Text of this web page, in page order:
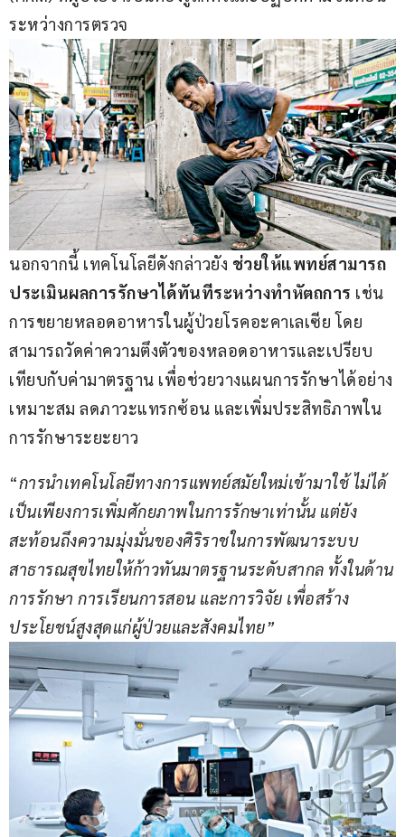
ระหว่างการตรวจ
นอกจากนี้ เทคโนโลยีดังกล่าวยัง ช่วยให้แพทย์สามารถ
ประเมินผลการรักษาได้ทันทีระหว่างทำหัตถการ เช่น
การขยายหลอดอาหารในผู้ป่วยโรคอะคาเลเซีย โดย
สามารถวัดค่าความตึงตัวของหลอดอาหารและเปรียบ
เทียบกับค่ามาตรฐาน เพื่อช่วยวางแผนการรักษาได้อย่าง
เหมาะสม ลดภาวะแทรกซ้อน และเพิ่มประสิทธิภาพใน
การรักษาระยะยาว
“การนำเทคโนโลยีทางการแพทย์สมัยใหม่เข้ามาใช้ ไม่ได้
เป็นเพียงการเพิ่มศักยภาพในการรักษาเท่านั้น แต่ยัง
สะท้อนถึงความมุ่งมั่นของศิริราชในการพัฒนาระบบ
สาธารณสุขไทยให้ก้าวทันมาตรฐานระดับสากล ทั้งในด้าน
การรักษา การเรียนการสอน และการวิจัย เพื่อสร้าง
ประโยชน์สูงสุดแก่ผู้ป่วยและสังคมไทย”